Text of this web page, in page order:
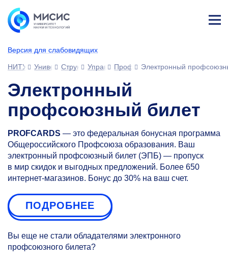
Версия для слабовидящих
ине
НИТУ МИСИСУниверситетСтруктура университета
УправленияПрофком сотрудников
Электронный
Электронный
профсоюзный билет
PROFCARDS — это федеральная бонусная программа
Общероссийского Профсоюза образования. Ваш
электронный профсоюзный билет (ЭПБ) — пропуск
в мир скидок и выгодных предложений. Более 650
интернет-магазинов. Бонус до 30% на ваш счет.
ПОДРОБНЕЕ
Вы еще не стали обладателями электронного
профсоюзного билета?